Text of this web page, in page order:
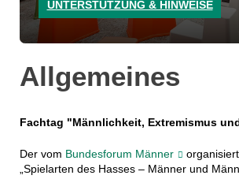
UNTERSTÜTZUNG & HINWEISE
Allgemeines
Fachtag "Männlichkeit, Extremismus
Der vom Bundesforum Männer
„Spielarten des Hasses – Männer und